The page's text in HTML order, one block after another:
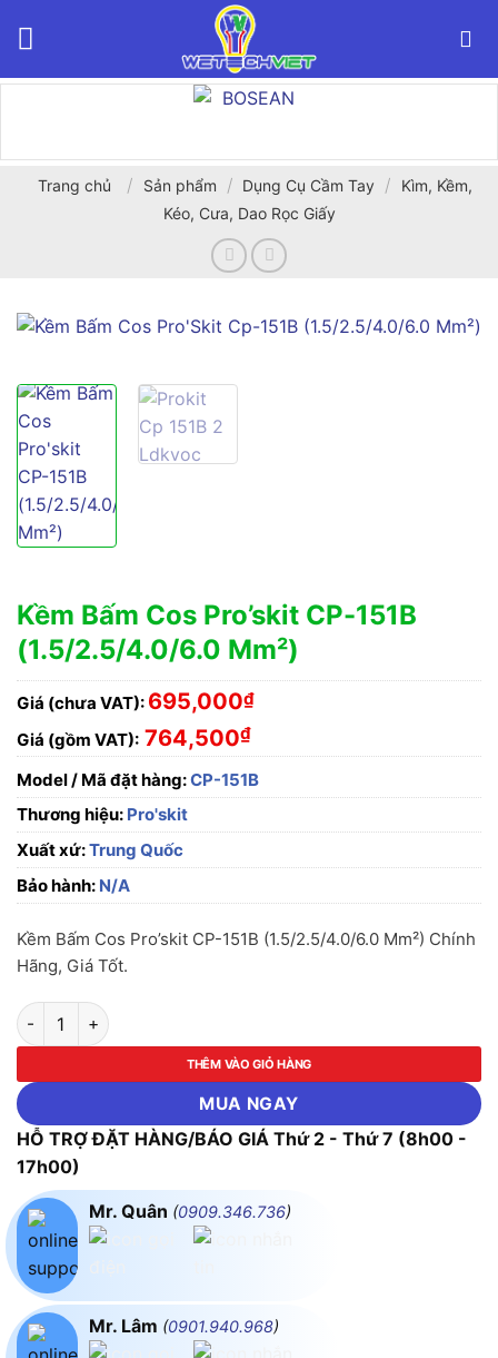
Trang chủ / Sản phẩm / Dụng Cụ Cầm Tay /
Kìm, Kềm,
Kéo, Cưa, Dao Rọc Giấy
Kềm Bấm Cos Pro’skit CP-151B
(1.5/2.5/4.0/6.0 Mm²)
Giá (chưa VAT): 695,000₫
Giá (gồm VAT): 764,500₫
Model / Mã đặt hàng:CP-151B
Thương hiệu: Pro'skit
Xuất xứ:Trung Quốc
Bảo hành: N/A
Kềm Bấm Cos Pro’skit CP-151B (1.5/2.5/4.0/6.0 Mm²) Chính
Hãng, Giá Tốt.
Kềm Bấm Cos Pro'skit CP-151B (1.5/2.5/4.0/6.0 Mm²) số
THÊM VÀO GIỎ HÀNG
MUA NGAY
HỖ TRỢ ĐẶT HÀNG/BÁO GIÁ Thứ 2 - Thứ 7 (8h00 -
17h00)
Mr. Quân (0909.346.736)
Mr. Lâm (0901.940.968)